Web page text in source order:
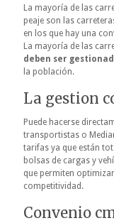
La mayoría de las
peaje son las
en los que hay una
La mayoría de las
deben ser
la población.
La gestion
Puede hacerse
transportistas o
tarifas ya que están
bolsas de cargas y
que permiten
competitividad.
Convenio